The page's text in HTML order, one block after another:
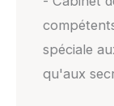
spéciale
qu'aux